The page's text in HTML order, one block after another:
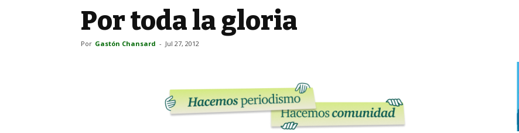
Por toda la gloria
Por Gastón Chansard - Jul 27, 2012